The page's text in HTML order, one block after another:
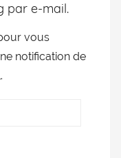
par e-mail.
vous
notification de